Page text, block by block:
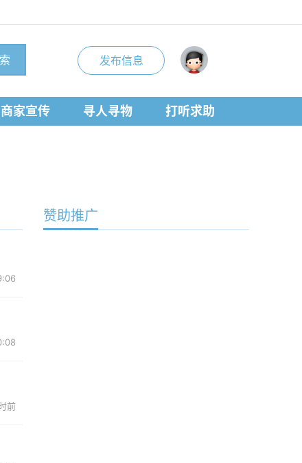
发布信息
商家宣传 寻人寻物 打听求助
前
赞助推广